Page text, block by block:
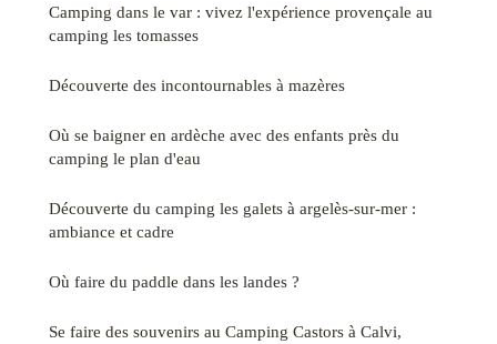
Camping dans le var : vivez l'expérience provençale au
camping les tomasses
Découverte des incontournables à mazères
Où se baigner en ardèche avec des enfants près du
camping le plan d'eau
Découverte du camping les galets à argelès-sur-mer :
ambiance et cadre
Où faire du paddle dans les landes ?
Se faire des souvenirs au Camping Castors à Calvi,